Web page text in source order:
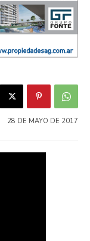
28 DE MAYO DE 2017